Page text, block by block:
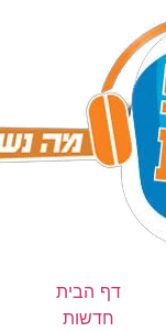
דף הבית
חדשות